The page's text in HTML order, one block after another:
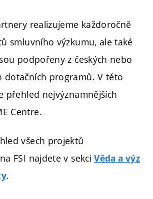
realizujeme každoročně
smluvního výzkumu, ale také
podpořeny z českých nebo
dotačních programů. V této
přehled nejvýznamnějších
Centre.
všech projektů
FSI najdete v sekciVěda a výz
.